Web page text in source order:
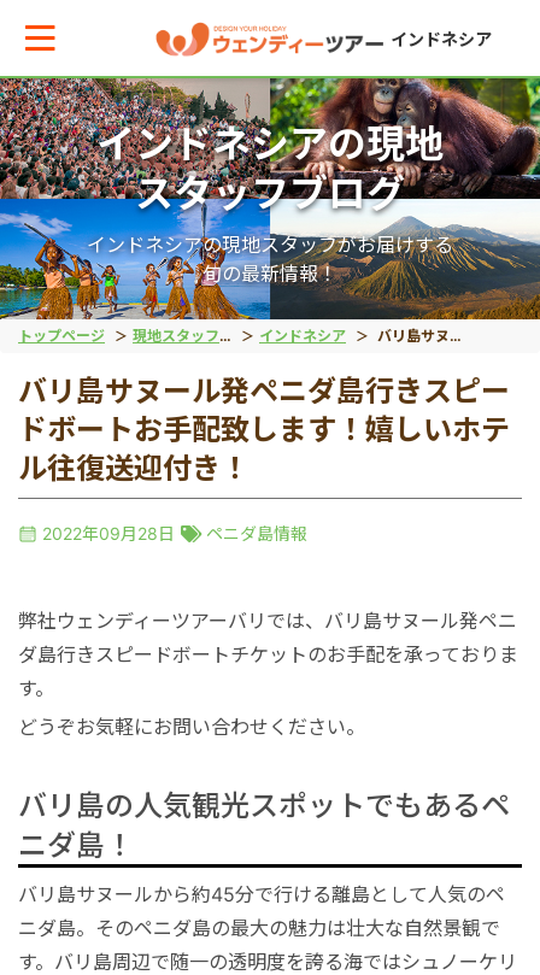
インドネシア
トップページ 現地スタッフブログ インドネシア バリ島サヌール発ペニダ島行きスピードボートお手配致します！嬉しいホテル往復送迎付き！
インドネシアの現地
スタッフブログ
インドネシアの現地スタッフがお届けする
旬の最新情報！
バリ島サヌール発ペニダ島行きスピー
ドボートお手配致します！嬉しいホテ
ル往復送迎付き！
2022年09月28日 ペニダ島情報
弊社ウェンディーツアーバリでは、バリ島サヌール発ペニ
ダ島行きスピードボートチケットのお手配を承っておりま
す。
どうぞお気軽にお問い合わせください。
バリ島の人気観光スポットでもあるペ
ニダ島！
バリ島サヌールから約45分で行ける離島として人気のペ
ニダ島。そのペニダ島の最大の魅力は壮大な自然景観で
す。バリ島周辺で随一の透明度を誇る海ではシュノーケリ
メインメニューへ戻る
マから現地ツアーを探す
系
ツアー
VIPアシスト
送迎
ターンシップ
遺産
ャーター
メインメニューへ戻る
アからお役立ち情報を探す
ドネシア
ナム
ーシア
ガポール
戻る
動物系
象
コモドドラゴン
動物園
戻る
離島ツアー
レンボンガン島
ヌサペニダ島
ギリ島
戻る
世界遺産
ボロブドゥール遺跡
プランバナン遺跡
戻る
秘境
タナトラジャ
ブロモ山